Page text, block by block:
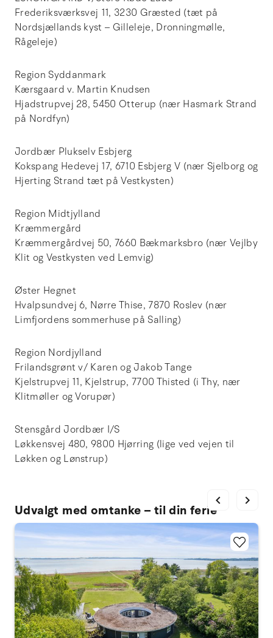
Frederiksværksvej 11, 3230 Græsted (tæt på
Nordsjællands kyst – Gilleleje, Dronningmølle,
Rågeleje)
Region Syddanmark
Kærsgaard v. Martin Knudsen
Hjadstrupvej 28, 5450 Otterup (nær Hasmark Strand
på Nordfyn)
Jordbær Plukselv Esbjerg
Kokspang Hedevej 17, 6710 Esbjerg V (nær Sjelborg og
Hjerting Strand tæt på Vestkysten)
Region Midtjylland
Kræmmergård
Kræmmergårdvej 50, 7660 Bækmarksbro (nær Vejlby
Klit og Vestkysten ved Lemvig)
Øster Hegnet
Hvalpsundvej 6, Nørre Thise, 7870 Roslev (nær
Limfjordens sommerhuse på Salling)
Region Nordjylland
Frilandsgrønt v/ Karen og Jakob Tange
Kjelstrupvej 11, Kjelstrup, 7700 Thisted (i Thy, nær
Klitmøller og Vorupør)
Stensgård Jordbær I/S
Løkkensvej 480, 9800 Hjørring (lige ved vejen til
Løkken og Lønstrup)
Udvalgt med omtanke – til din ferie
chevron_left chevron_right